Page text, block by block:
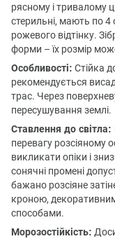
рясному і тривалому
стерильні, мають по 4
рожевого відтінку.
форми – їх розмір
Особливості: Стійка
рекомендується
трас. Через
пересушування землі.
Ставлення до світла:
перевагу розсіяному
викликати опіки і
сонячні промені
бажано розсіяне
кроною,
способами.
Морозостійкість: